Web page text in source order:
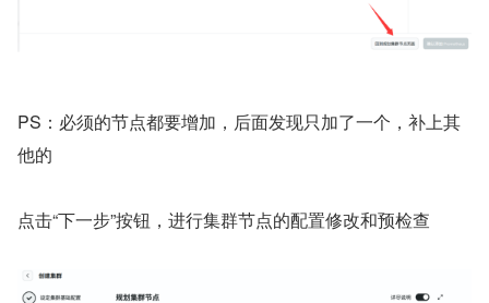
PS：必须的节点都要增加，后面发现只加了一个，补上其
他的
点击“下一步”按钮，进行集群节点的配置修改和预检查